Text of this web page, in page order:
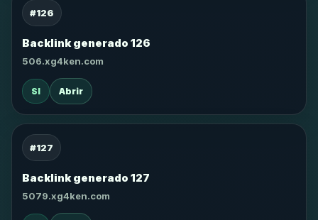
#126
Backlink generado 126
506.xg4ken.com
SI Abrir
#127
Backlink generado 127
5079.xg4ken.com